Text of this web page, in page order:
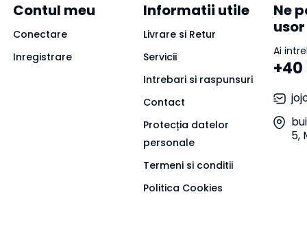
Contul meu
Conectare
Inregistrare
Informatii utile
Livrare si Retur
Servicii
Intrebari si raspunsuri
Contact
Protecția datelor
personale
Termeni si conditii
Politica Cookies
Ne
usor
Ai
+40
5,